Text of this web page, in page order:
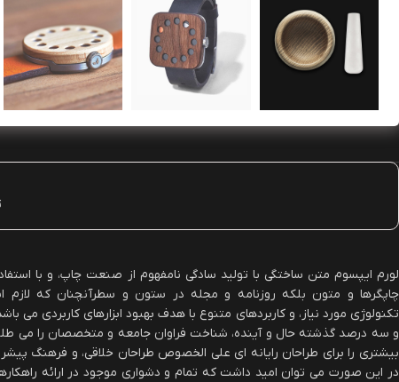
لورم ایپسوم متن ساختگی با تولید سادگی نامفهوم از صنعت چاپ، و با
چاپگرها و متون بلکه روزنامه و مجله در ستون و سطرآنچنان که لازم
تکنولوژی مورد نیاز، و کاربردهای متنوع با هدف بهبود ابزارهای کاربردی می
و سه درصد گذشته حال و آینده، شناخت فراوان جامعه و متخصصان را می
بیشتری را برای طراحان رایانه ای علی الخصوص طراحان خلاقی، و فرهنگ
در این صورت می توان امید داشت که تمام و دشواری موجود در ارائه